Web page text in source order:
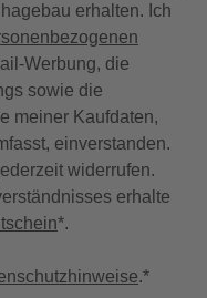
erhalten. Ich
Werbung, die
sowie die
meiner Kaufdaten,
einverstanden.
widerrufen.
erhalte
*.
.